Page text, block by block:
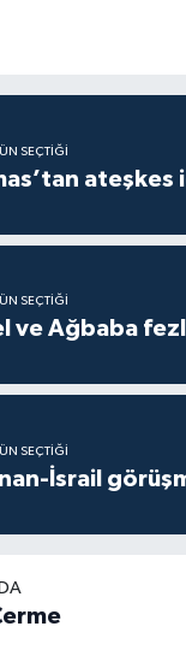
SEÇTIĞI
ateşkes
SEÇTIĞI
ve Ağbaba
SEÇTIĞI
İsrail